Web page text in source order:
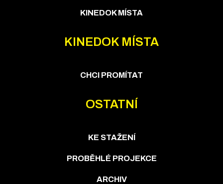
KINEDOK MÍSTA
KINEDOK MÍSTA
CHCI PROMÍTAT
OSTATNÍ
KE STAŽENÍ
PROBĚHLÉ PROJEKCE
ARCHIV